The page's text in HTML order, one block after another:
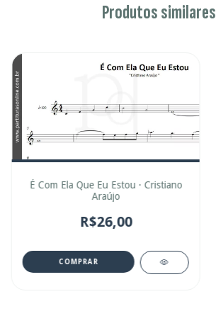
Produtos similares
É Com Ela Que Eu Estou · Cristiano
Araújo
R$26,00
COMPRAR